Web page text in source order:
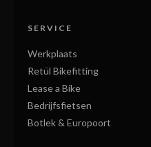
SERVICE
Werkplaats
Retül Bikefitting
Lease a Bike
Bedrijfsfietsen
Botlek & Europoort